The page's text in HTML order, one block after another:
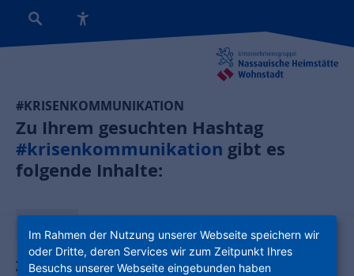
#KRISENKOMMUNIKATION
Zu Ihrem gesuchten Hashtag
#krisenkommunikation gibt es
folgende Inhalte:
Zwischenresümee zur Küferstraße: Die
Im Rahmen der Nutzung unserer Webseite speichern wir
oder Dritte, deren Services wir zum Zeitpunkt Ihres
Besuchs unserer Webseite eingebunden haben